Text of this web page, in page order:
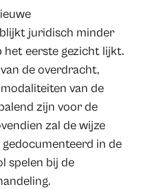
juridisch minder
het eerste gezicht lijkt.
de overdracht,
van de
zijn voor de
zal de wijze
in de
spelen bij de